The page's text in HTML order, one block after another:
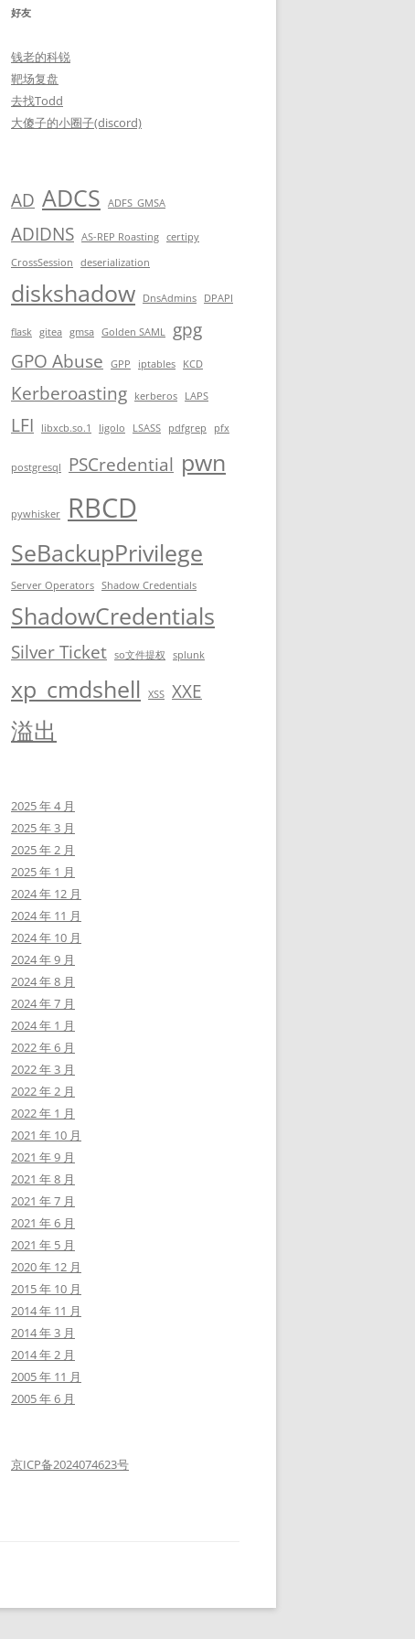
好友
钱老的科锐
靶场复盘
去找Todd
大傻子的小圈子(discord)
AD ADCS ADFS_GMSA
ADIDNS AS-REP Roasting certipy
CrossSession
deserialization
diskshadow DnsAdmins DPAPI
flask gitea gmsa Golden SAML
gpg
GPO Abuse
GPP iptables KCD
Kerberoasting kerberos LAPS
LFI libxcb.so.1 ligolo LSASS pdfgrep pfx
postgresql PSCredential pwn
pywhisker RBCD
SeBackupPrivilege
Server Operators Shadow Credentials
ShadowCredentials
Silver Ticket so文件提权 splunk
xp_cmdshell XSS XXE
溢出
2025 年 4 月
2025 年 3 月
2025 年 2 月
2025 年 1 月
2024 年 12 月
2024 年 11 月
2024 年 10 月
2024 年 9 月
2024 年 8 月
2024 年 7 月
2024 年 1 月
2022 年 6 月
2022 年 3 月
2022 年 2 月
2022 年 1 月
2021 年 10 月
2021 年 9 月
2021 年 8 月
2021 年 7 月
2021 年 6 月
2021 年 5 月
2020 年 12 月
2015 年 10 月
2014 年 11 月
2014 年 3 月
2014 年 2 月
2005 年 11 月
2005 年 6 月
京ICP备2024074623号